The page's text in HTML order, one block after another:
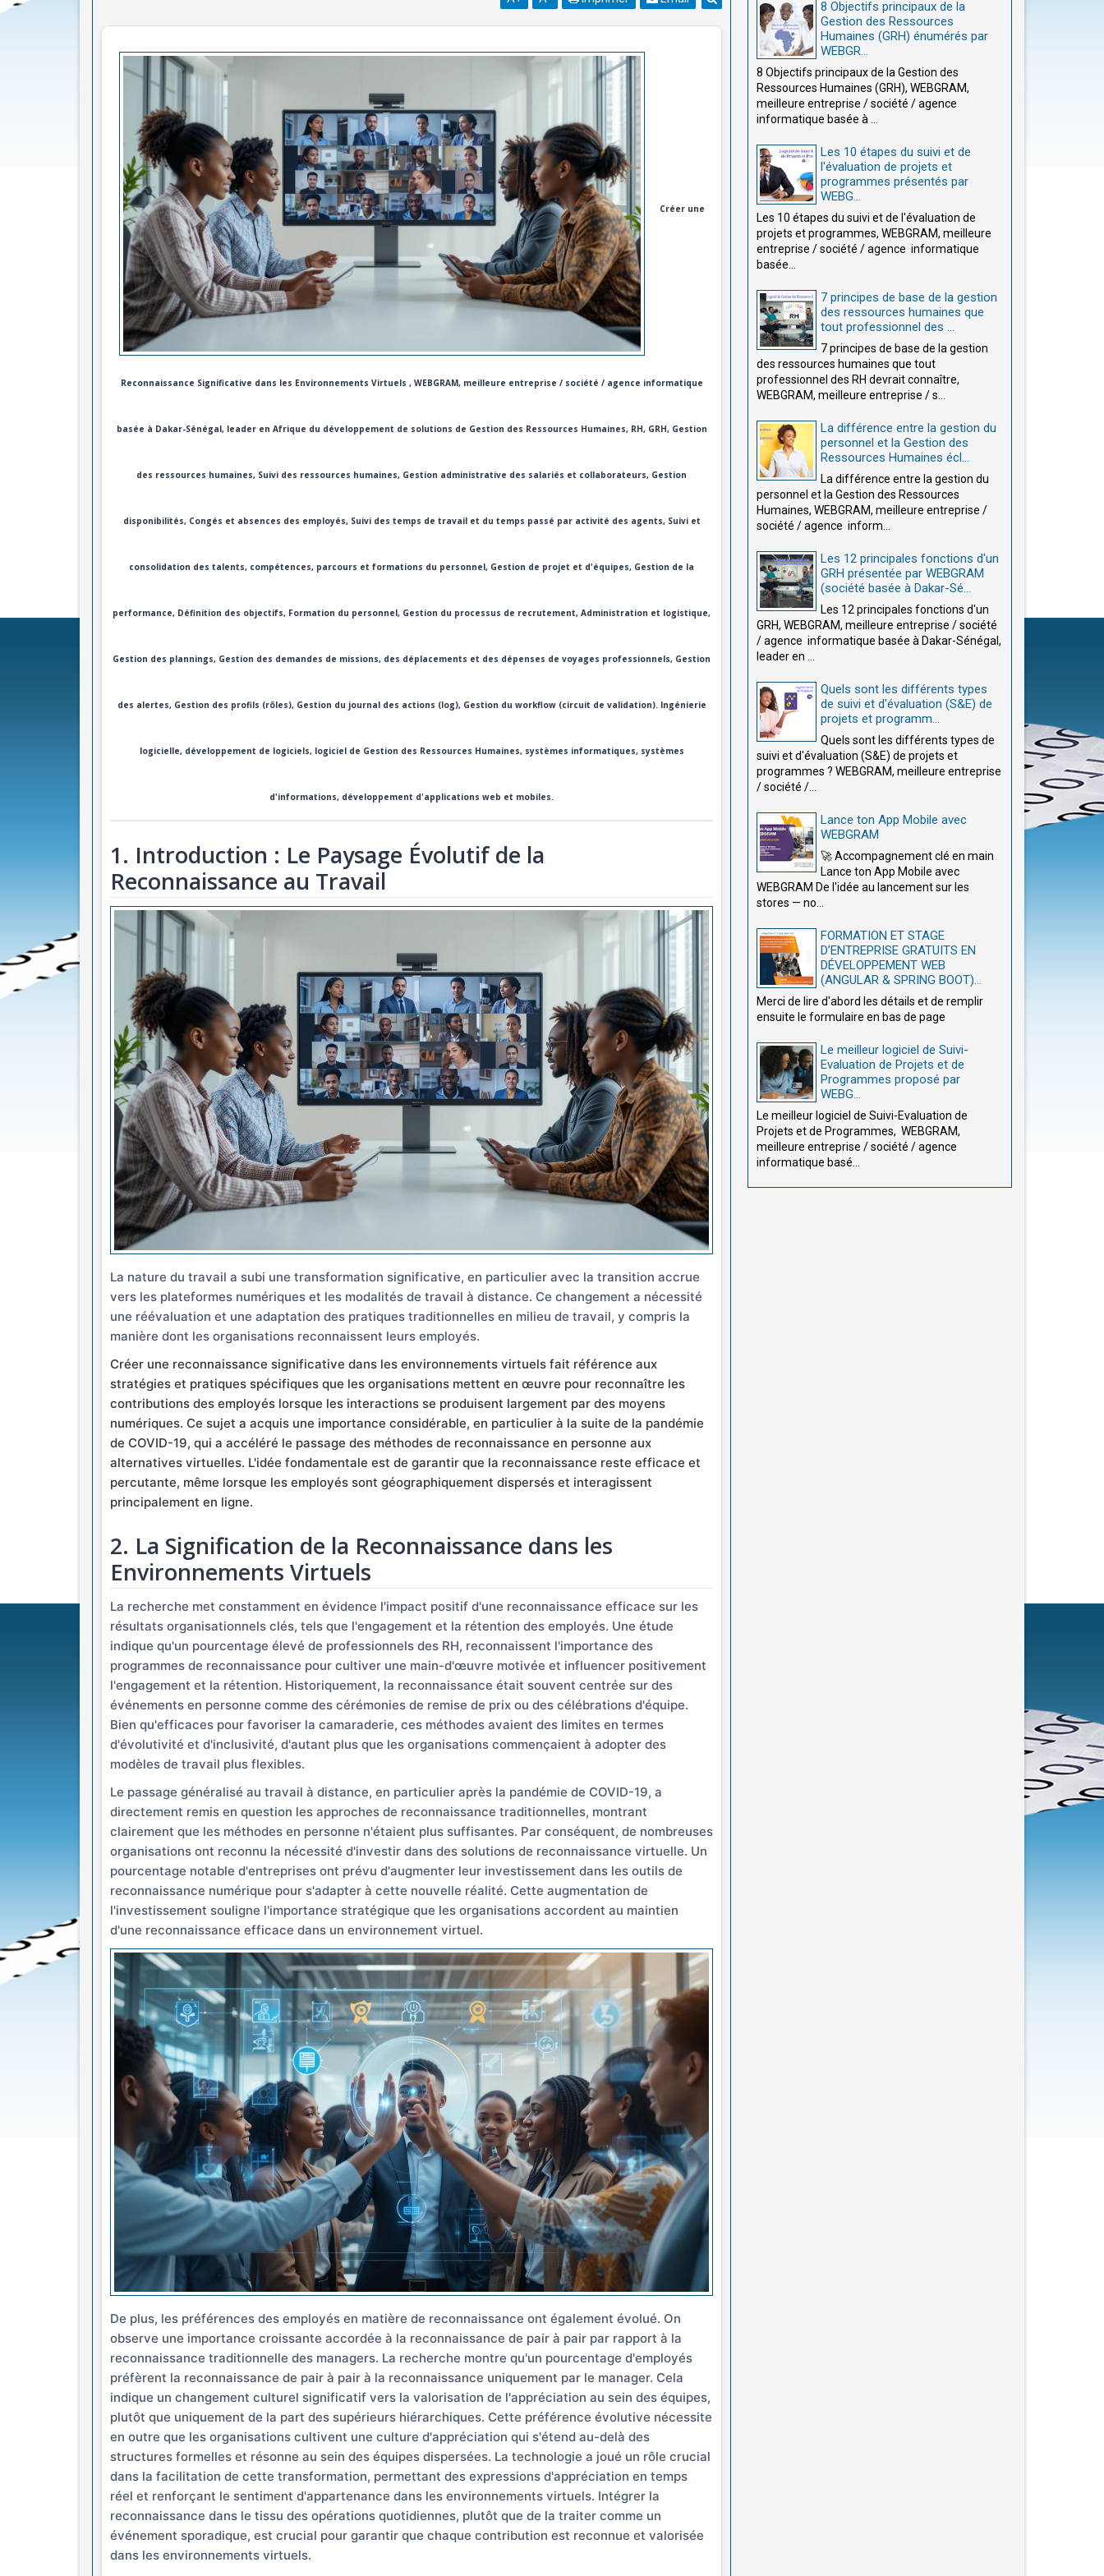
Créer une
Reconnaissance Significative dans les Environnements Virtuels , WEBGRAM, meilleure entreprise / société / agence informatique
basée à Dakar-Sénégal, leader en Afrique du développement de solutions de Gestion des Ressources Humaines, RH, GRH, Gestion
des ressources humaines, Suivi des ressources humaines, Gestion administrative des salariés et collaborateurs, Gestion
disponibilités, Congés et absences des employés, Suivi des temps de travail et du temps passé par activité des agents, Suivi et
consolidation des talents, compétences, parcours et formations du personnel, Gestion de projet et d'équipes, Gestion de la
performance, Définition des objectifs, Formation du personnel, Gestion du processus de recrutement, Administration et logistique,
Gestion des plannings, Gestion des demandes de missions, des déplacements et des dépenses de voyages professionnels, Gestion
des alertes, Gestion des profils (rôles), Gestion du journal des actions (log), Gestion du workflow (circuit de validation). Ingénierie
logicielle, développement de logiciels, logiciel de Gestion des Ressources Humaines, systèmes informatiques, systèmes
d'informations, développement d'applications web et mobiles.
1. Introduction : Le Paysage Évolutif de la
Reconnaissance au Travail
La nature du travail a subi une transformation significative, en particulier avec la transition accrue
vers les plateformes numériques et les modalités de travail à distance. Ce changement a nécessité
une réévaluation et une adaptation des pratiques traditionnelles en milieu de travail, y compris la
manière dont les organisations reconnaissent leurs employés.
Créer une reconnaissance significative dans les environnements virtuels fait référence aux
stratégies et pratiques spécifiques que les organisations mettent en œuvre pour reconnaître les
contributions des employés lorsque les interactions se produisent largement par des moyens
numériques. Ce sujet a acquis une importance considérable, en particulier à la suite de la pandémie
de COVID-19, qui a accéléré le passage des méthodes de reconnaissance en personne aux
alternatives virtuelles. L'idée fondamentale est de garantir que la reconnaissance reste efficace et
percutante, même lorsque les employés sont géographiquement dispersés et interagissent
principalement en ligne.
2. La Signification de la Reconnaissance dans les
Environnements Virtuels
La recherche met constamment en évidence l'impact positif d'une reconnaissance efficace sur les
résultats organisationnels clés, tels que l'engagement et la rétention des employés. Une étude
indique qu'un pourcentage élevé de professionnels des RH, reconnaissent l'importance des
programmes de reconnaissance pour cultiver une main-d'œuvre motivée et influencer positivement
l'engagement et la rétention. Historiquement, la reconnaissance était souvent centrée sur des
événements en personne comme des cérémonies de remise de prix ou des célébrations d'équipe.
Bien qu'efficaces pour favoriser la camaraderie, ces méthodes avaient des limites en termes
d'évolutivité et d'inclusivité, d'autant plus que les organisations commençaient à adopter des
modèles de travail plus flexibles.
Le passage généralisé au travail à distance, en particulier après la pandémie de COVID-19, a
directement remis en question les approches de reconnaissance traditionnelles, montrant
clairement que les méthodes en personne n'étaient plus suffisantes. Par conséquent, de nombreuses
organisations ont reconnu la nécessité d'investir dans des solutions de reconnaissance virtuelle. Un
pourcentage notable d'entreprises ont prévu d'augmenter leur investissement dans les outils de
reconnaissance numérique pour s'adapter à cette nouvelle réalité. Cette augmentation de
l'investissement souligne l'importance stratégique que les organisations accordent au maintien
d'une reconnaissance efficace dans un environnement virtuel.
De plus, les préférences des employés en matière de reconnaissance ont également évolué. On
observe une importance croissante accordée à la reconnaissance de pair à pair par rapport à la
reconnaissance traditionnelle des managers. La recherche montre qu'un pourcentage d'employés
préfèrent la reconnaissance de pair à pair à la reconnaissance uniquement par le manager. Cela
indique un changement culturel significatif vers la valorisation de l'appréciation au sein des équipes,
plutôt que uniquement de la part des supérieurs hiérarchiques. Cette préférence évolutive nécessite
en outre que les organisations cultivent une culture d'appréciation qui s'étend au-delà des
structures formelles et résonne au sein des équipes dispersées. La technologie a joué un rôle crucial
dans la facilitation de cette transformation, permettant des expressions d'appréciation en temps
réel et renforçant le sentiment d'appartenance dans les environnements virtuels. Intégrer la
reconnaissance dans le tissu des opérations quotidiennes, plutôt que de la traiter comme un
événement sporadique, est crucial pour garantir que chaque contribution est reconnue et valorisée
dans les environnements virtuels.
8 Objectifs principaux de la
Gestion des Ressources
Humaines (GRH) énumérés par
WEBGR...
8 Objectifs principaux de la Gestion des
Ressources Humaines (GRH), WEBGRAM,
meilleure entreprise / société / agence
informatique basée à ...
Les 10 étapes du suivi et de
l'évaluation de projets et
programmes présentés par
WEBG...
Les 10 étapes du suivi et de l'évaluation de
projets et programmes, WEBGRAM, meilleure
entreprise / société / agence informatique
basée...
7 principes de base de la gestion
des ressources humaines que
tout professionnel des ...
7 principes de base de la gestion
des ressources humaines que tout
professionnel des RH devrait connaître,
WEBGRAM, meilleure entreprise / s...
La différence entre la gestion du
personnel et la Gestion des
Ressources Humaines écl...
La différence entre la gestion du
personnel et la Gestion des Ressources
Humaines, WEBGRAM, meilleure entreprise /
société / agence inform...
Les 12 principales fonctions d'un
GRH présentée par WEBGRAM
(société basée à Dakar-Sé...
Les 12 principales fonctions d'un
GRH, WEBGRAM, meilleure entreprise / société
/ agence informatique basée à Dakar-Sénégal,
leader en ...
Quels sont les différents types
de suivi et d'évaluation (S&E) de
projets et programm...
Quels sont les différents types de
suivi et d'évaluation (S&E) de projets et
programmes ? WEBGRAM, meilleure entreprise
/ société /...
Lance ton App Mobile avec
WEBGRAM
🚀 Accompagnement clé en main
Lance ton App Mobile avec
WEBGRAM De l'idée au lancement sur les
stores — no...
FORMATION ET STAGE
D’ENTREPRISE GRATUITS EN
DÉVELOPPEMENT WEB
(ANGULAR & SPRING BOOT)...
Merci de lire d'abord les détails et de remplir
ensuite le formulaire en bas de page
Le meilleur logiciel de Suivi-
Evaluation de Projets et de
Programmes proposé par
WEBG...
Le meilleur logiciel de Suivi-Evaluation de
Projets et de Programmes, WEBGRAM,
meilleure entreprise / société / agence
informatique basé...